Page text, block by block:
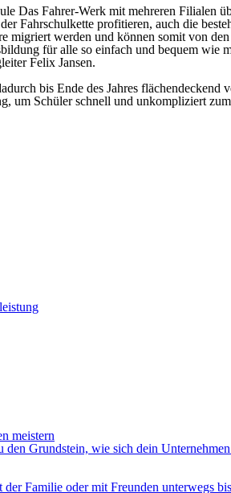
Das Fahrer-Werk mit mehreren
Fahrschulkette profitieren, auch die
werden und können somit von
für alle so einfach und bequem wie
Felix Jansen.
bis Ende des Jahres flächendeckend
um Schüler schnell und unkompliziert
meistern
Grundstein, wie sich dein
Familie oder mit Freunden unterwegs